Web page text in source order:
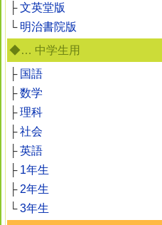
├文英堂版
└ 明治書院版
◆… 中学生用
├ 国語
├数学
├理科
├社会
├英語
├ 1年生
├ 2年生
└3年生